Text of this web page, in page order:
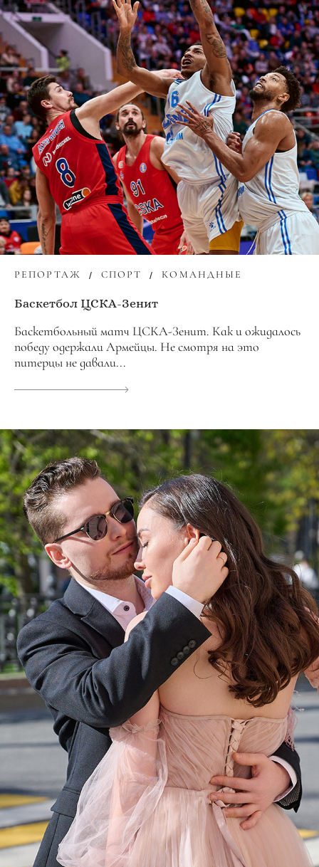
РЕПОРТАЖ СПОРТ КОМАНДНЫЕ
Баскетбол ЦСКА-Зенит
Баскетбольный матч ЦСКА-Зенит. Как и ожидалось
победу одержали Армейцы. Не смотря на это
питерцы не давали...